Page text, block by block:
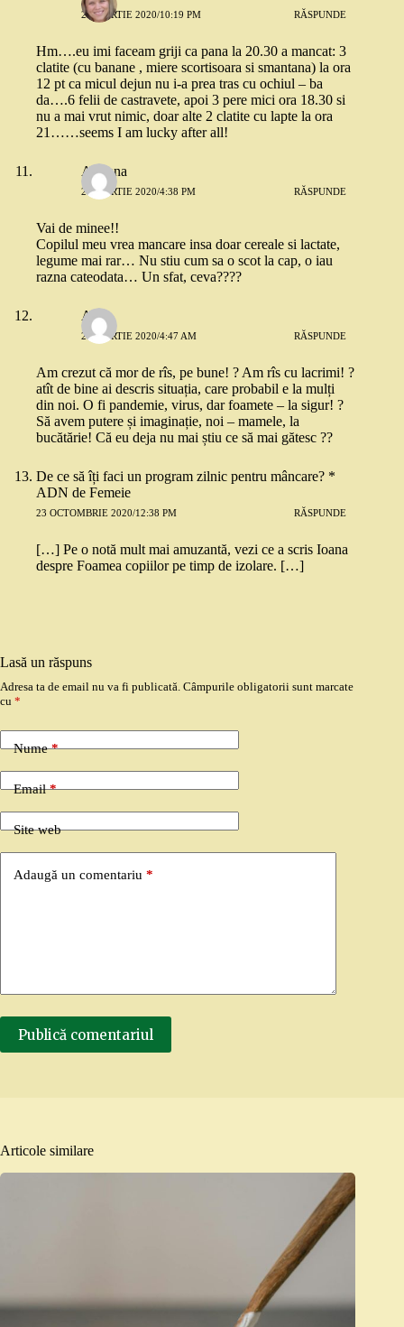
24 MARTIE 2020/10:19 PM RĂSPUNDE
Hm….eu imi faceam griji ca pana la 20.30 a mancat: 3
clatite (cu banane , miere scortisoara si smantana) la ora
12 pt ca micul dejun nu i-a prea tras cu ochiul – ba
da….6 felii de castravete, apoi 3 pere mici ora 18.30 si
nu a mai vrut nimic, doar alte 2 clatite cu lapte la ora
21……seems I am lucky after all!
Adriana
26 MARTIE 2020/4:38 PM RĂSPUNDE
Vai de minee!!
Copilul meu vrea mancare insa doar cereale si lactate,
legume mai rar… Nu stiu cum sa o scot la cap, o iau
razna cateodata… Un sfat, ceva????
Anka
28 MARTIE 2020/4:47 AM RĂSPUNDE
Am crezut că mor de rîs, pe bune! ? Am rîs cu lacrimi! ?
atît de bine ai descris situația, care probabil e la mulți
din noi. O fi pandemie, virus, dar foamete – la sigur! ?
Să avem putere și imaginație, noi – mamele, la
bucătărie! Că eu deja nu mai știu ce să mai gătesc ??
De ce să îți faci un program zilnic pentru mâncare? *
ADN de Femeie
23 OCTOMBRIE 2020/12:38 PM RĂSPUNDE
[…] Pe o notă mult mai amuzantă, vezi ce a scris Ioana
despre Foamea copiilor pe timp de izolare. […]
Lasă un răspuns
Adresa ta de email nu va fi publicată. Câmpurile obligatorii sunt marcate
cu *
Nume*
Email*
Site web
Adaugă un comentariu *
Publică comentariul
Articole similare